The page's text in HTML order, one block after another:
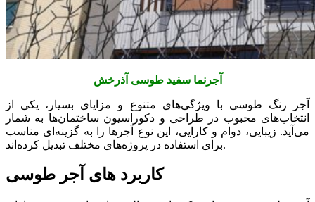
آجرنما سفید طوسی آذرخش
آجر رنگ طوسی با ویژگی‌های متنوع و مزایای بسیار، یکی از
انتخاب‌های محبوب در طراحی و دکوراسیون ساختمان‌ها به شمار
می‌آید. زیبایی، دوام و کارایی، این نوع آجرها را به گزینه‌ای مناسب
برای استفاده در پروژه‌های مختلف تبدیل کرده‌اند.
کاربرد های آجر طوسی